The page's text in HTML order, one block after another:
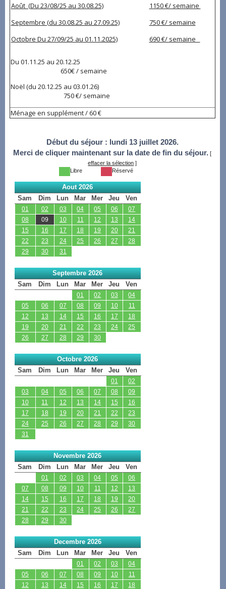
Août (Du 23/08/25 au 30.08.25)
1150 €/ semaine
Septembre (du 30.08.25 au 27.09.25)
750 €/ semaine
Octobre Du 27/09/25 au 01.11.2025)
690 €/ semaine
Du 01.11.25 au 20.12.25
650€ / semaine
Noël (du 20.12.25 au 03.01.26)
750 €/ semaine
Ménage en supplément / 60 €
Début du séjour : lundi 13 juillet 2026.
Merci de cliquer maintenant sur la date de fin du séjour. [
effacer la sélection ]
Libre
Réservé
Aout 2026
Sam
Dim Lun Mar Mer Jeu Ven
01 02 03 04 05 06
07
08
09 10 11 12 13
14
15
16 17 18 19 20
21
22
23 24 25 26 27
28
29
30 31
Septembre 2026
Sam
Dim Lun Mar Mer Jeu Ven
01 02 03
04
05
06 07 08 09 10
11
12
13 14 15 16 17
18
19
20 21 22 23 24
25
26
27 28 29 30
Octobre 2026
Sam
Dim Lun Mar Mer Jeu Ven
01
02
03
04 05 06 07 08
09
10
11 12 13 14 15
16
17
18 19 20 21 22
23
24
25 26 27 28 29
30
31
Novembre 2026
Sam
Dim Lun Mar Mer Jeu Ven
01 02 03 04 05
06
07
08 09 10 11 12
13
14
15 16 17 18 19
20
21
22 23 24 25 26
27
28
29 30
Decembre 2026
Sam
Dim Lun Mar Mer Jeu Ven
01 02 03
04
05
06 07 08 09 10
11
12
13 14 15 16 17
18